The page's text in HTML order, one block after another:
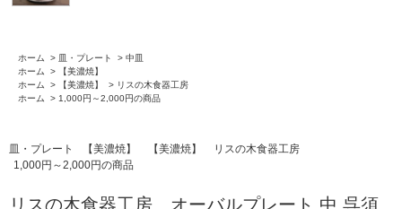
ホーム > 皿・プレート > 中皿
ホーム
>
【美濃焼】
ホーム
> 【美濃焼】 > リスの木食器工房
ホーム
> 1,000円～2,000円の商品
皿・プレート 【美濃焼】 【美濃焼】
リスの木食器工房
1,000円～2,000円の商品
リスの木食器工房 オーバルプレート 中 呉須